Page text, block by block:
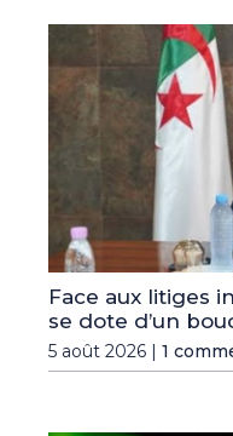
Face aux litiges
se dote d’un
5 août 2026 | 1